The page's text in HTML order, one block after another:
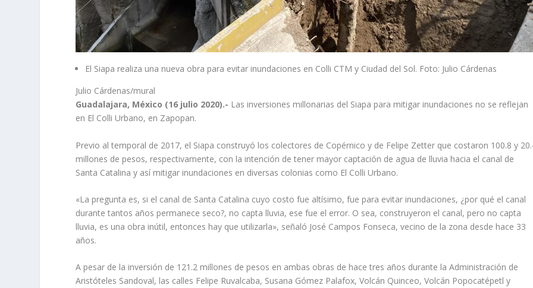
El Siapa realiza una nueva obra para evitar inundaciones en Colli CTM y Ciudad del Sol. Foto: Julio Cárdenas
Julio Cárdenas/mural
Guadalajara, México (16 julio 2020).- Las inversiones millonarias del Siapa para mitigar inundaciones no se reflejan
en El Colli Urbano, en Zapopan.
Previo al temporal de 2017, el Siapa construyó los colectores de Copérnico y de Felipe Zetter que costaron 100.8 y
millones de pesos, respectivamente, con la intención de tener mayor captación de agua de lluvia hacia el canal de
Santa Catalina y así mitigar inundaciones en diversas colonias como El Colli Urbano.
«La pregunta es, si el canal de Santa Catalina cuyo costo fue altísimo, fue para evitar inundaciones, ¿por qué el canal
durante tantos años permanece seco?, no capta lluvia, ese fue el error. O sea, construyeron el canal, pero no capta
lluvia, es una obra inútil, entonces hay que utilizarla», señaló José Campos Fonseca, vecino de la zona desde hace 33
años.
A pesar de la inversión de 121.2 millones de pesos en ambas obras de hace tres años durante la Administración de
Aristóteles Sandoval, las calles Felipe Ruvalcaba, Susana Gómez Palafox, Volcán Quinceo, Volcán Popocatépetl y